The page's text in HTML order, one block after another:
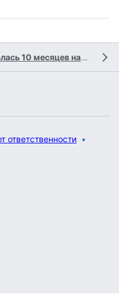
Последний раз редактировалась 10 месяцев назад
ответственности